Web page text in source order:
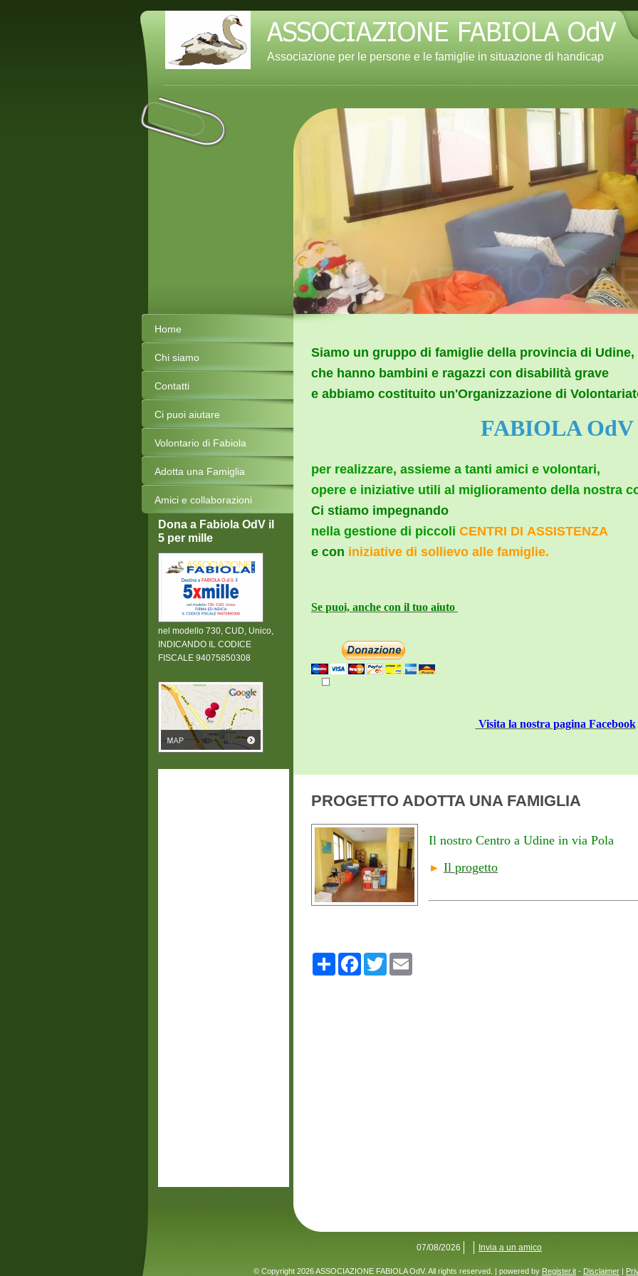
Associazione per le persone e le famiglie in situazione di handicap
Siamo un gruppo di famiglie della provincia di Udine,
che hanno bambini e ragazzi con disabilità grave
e abbiamo costituito un'Organizzazione di
FABIOLA OdV
per realizzare, assieme a tanti amici e volontari,
opere e iniziative utili al miglioramento della nostra c
Ci stiamo impegnando
nella gestione di piccoli CENTRI DI ASSISTENZA
e con iniziative di sollievo alle famiglie.
Se puoi, anche con il tuo aiuto
Visita la nostra pagina Facebook
PROGETTO ADOTTA UNA FAMIGLIA
Il nostro Centro a Udine in via Pola
► Il progetto
Share Facebook
Twitter
Home
Chi siamo
Contatti
Ci puoi aiutare
Volontario di Fabiola
Adotta una Famiglia
Amici e collaborazioni
Dona a Fabiola OdV il
5 per mille
nel modello 730, CUD, Unico,
INDICANDO IL CODICE
FISCALE 94075850308
07/08/2026 Invia a un amico
© Copyright 2026 ASSOCIAZIONE FABIOLA OdV. All rights reserved. | powered by Register.it - Disclaimer |